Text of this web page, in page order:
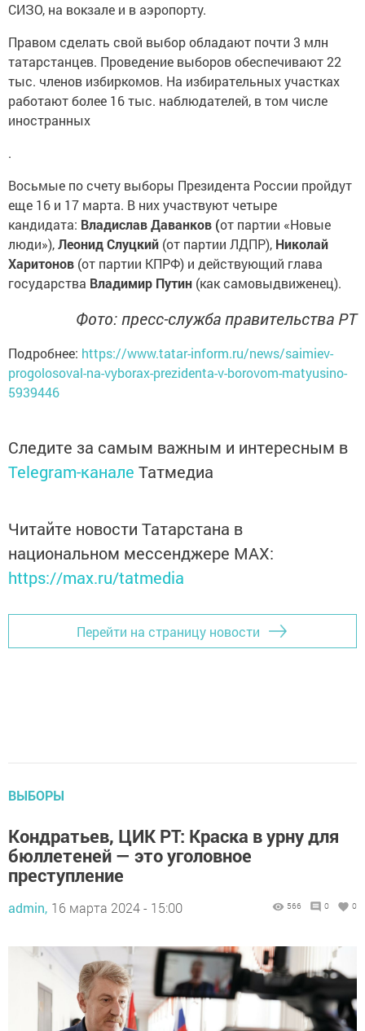
СИЗО, на вокзале и в аэропорту.
Правом сделать свой выбор обладают почти 3 млн
татарстанцев. Проведение выборов обеспечивают 22
тыс. членов избиркомов. На избирательных участках
работают более 16 тыс. наблюдателей, в том числе
иностранных
.
Восьмые по счету выборы Президента России пройдут
еще 16 и 17 марта. В них участвуют четыре
кандидата: Владислав Даванков (от партии «Новые
люди»),Леонид Слуцкий (от партии ЛДПР), Николай
Харитонов (от партии КПРФ) и действующий глава
государства Владимир Путин (как самовыдвиженец).
Фото: пресс-служба правительства РТ
Подробнее: https://www.tatar-inform.ru/news/saimiev-
progolosoval-na-vyborax-prezidenta-v-borovom-matyusino-
5939446
Следите за самым важным и интересным в
Telegram-канале Татмедиа
Читайте новости Татарстана в
национальном мессенджере MАХ:
https://max.ru/tatmedia
Перейти на страницу новости
ВЫБОРЫ
Кондратьев, ЦИК РТ: Краска в урну для
бюллетеней — это уголовное
преступление
admin, 16 марта 2024 - 15:00 566 0 0